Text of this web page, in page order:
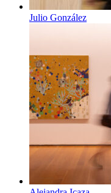
Julio González